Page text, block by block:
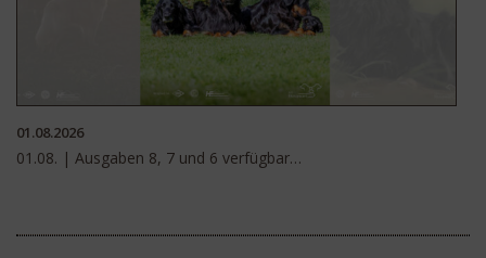
01.08.2026
01.08. | Ausgaben 8, 7 und 6 verfügbar…